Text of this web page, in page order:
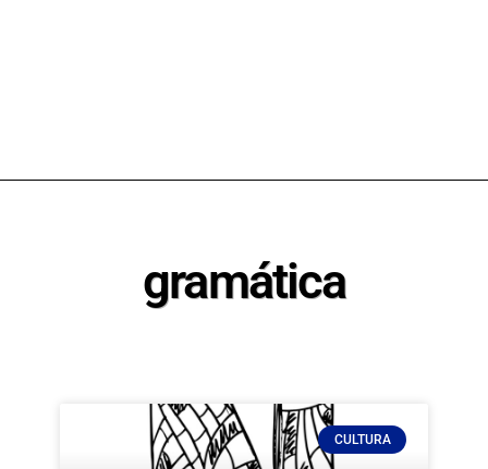
gramática
CULTURA